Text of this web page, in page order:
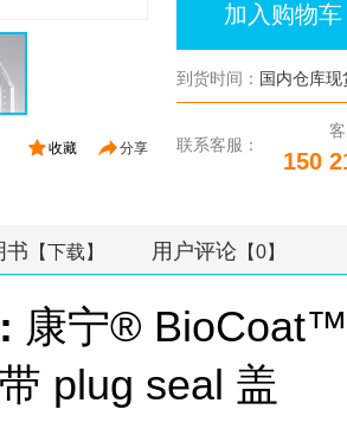
分享
收藏
加入购物车
到货时间： 国内仓库
联系客服：
150
书 【下载】 用户评论 【0】
康宁® BioCoat™
plug seal 盖